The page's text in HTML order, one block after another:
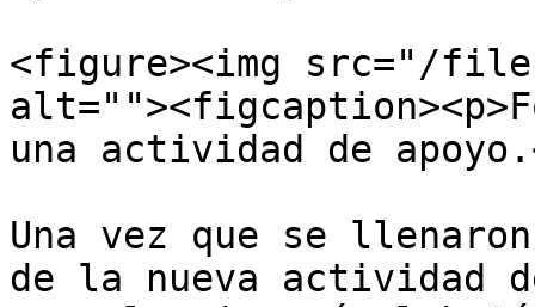
<figure><img src="/files/
una actividad de
Una vez que se
de la nueva actividad